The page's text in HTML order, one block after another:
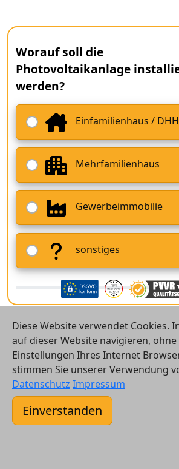
Worauf soll die
Photovoltaikanlage
werden?
Einfamilienhaus / DHH
Mehrfamilienhaus
Gewerbeimmobilie
sonstiges
© 2026
Kontakt
Diese Website verwendet Cookies.
auf dieser Website navigieren, ohne
Einstellungen Ihres Internet
stimmen Sie unserer Verwendung
Datenschutz Impressum
Einverstanden